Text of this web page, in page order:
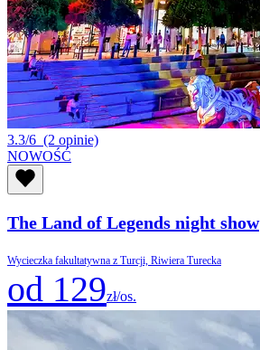
3.3/6 (2 opinie)
NOWOŚĆ
The Land of Legends night show
Wycieczka fakultatywna z Turcji, Riwiera Turecka
od 129zł/os.